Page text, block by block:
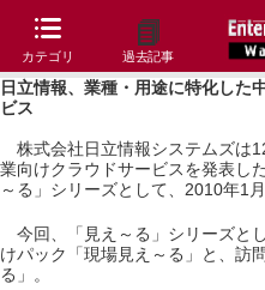
カテゴリ 過去記事
日立情報、業種・用途に特化した
ビス
株式会社日立情報システムズは
業向けクラウドサービスを発表し
～る」シリーズとして、2010年1
今回、「見え～る」シリーズと
けパック「現場見え～る」と、訪
る」。